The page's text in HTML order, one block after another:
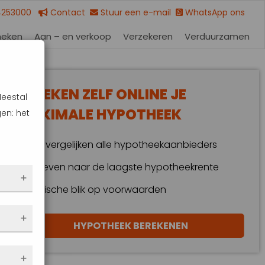
Contact Stuur een e-mail WhatsApp ons
Aan – en verkoop Verzekeren Verduurzamen
BEREKEN ZELF ONLINE JE
MAXIMALE HYPOTHEEK
Wij vergelijken alle hypotheekaanbieders
Streven naar de laagste hypotheekrente
Kritische blik op voorwaarden
HYPOTHEEK BEREKENEN
het